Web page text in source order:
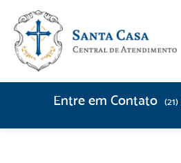
Entre em Contato (21)